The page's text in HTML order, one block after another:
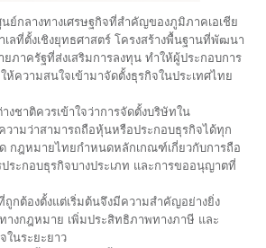
ย์กลางทางเศรษฐกิจที่สำคัญของภูมิภาคเอเชีย
เลที่ตั้งเชิงยุทธศาสตร์ โครงสร้างพื้นฐานที่พัฒนา
ยภาครัฐที่ส่งเสริมการลงทุน ทำให้ผู้ประกอบการ
ความสนใจเข้ามาจัดตั้งธุรกิจในประเทศไทย
งชาติควรเข้าใจว่าการจัดตั้งบริษัทใน
วามว่าสามารถถือหุ้นหรือประกอบธุรกิจได้ทุก
กฎหมายไทยกำหนดหลักเกณฑ์เกี่ยวกับการถือ
ระกอบธุรกิจบางประเภท และการขออนุญาตที่
ถูกต้องตั้งแต่เริ่มต้นจึงมีความสำคัญอย่างยิ่ง
างกฎหมาย เพิ่มประสิทธิภาพทางภาษี และ
ในระยะยาว